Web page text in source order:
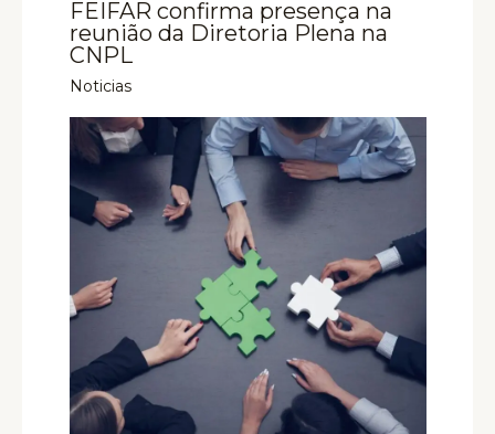
FEIFAR confirma presença na
reunião da Diretoria Plena na
CNPL
Noticias